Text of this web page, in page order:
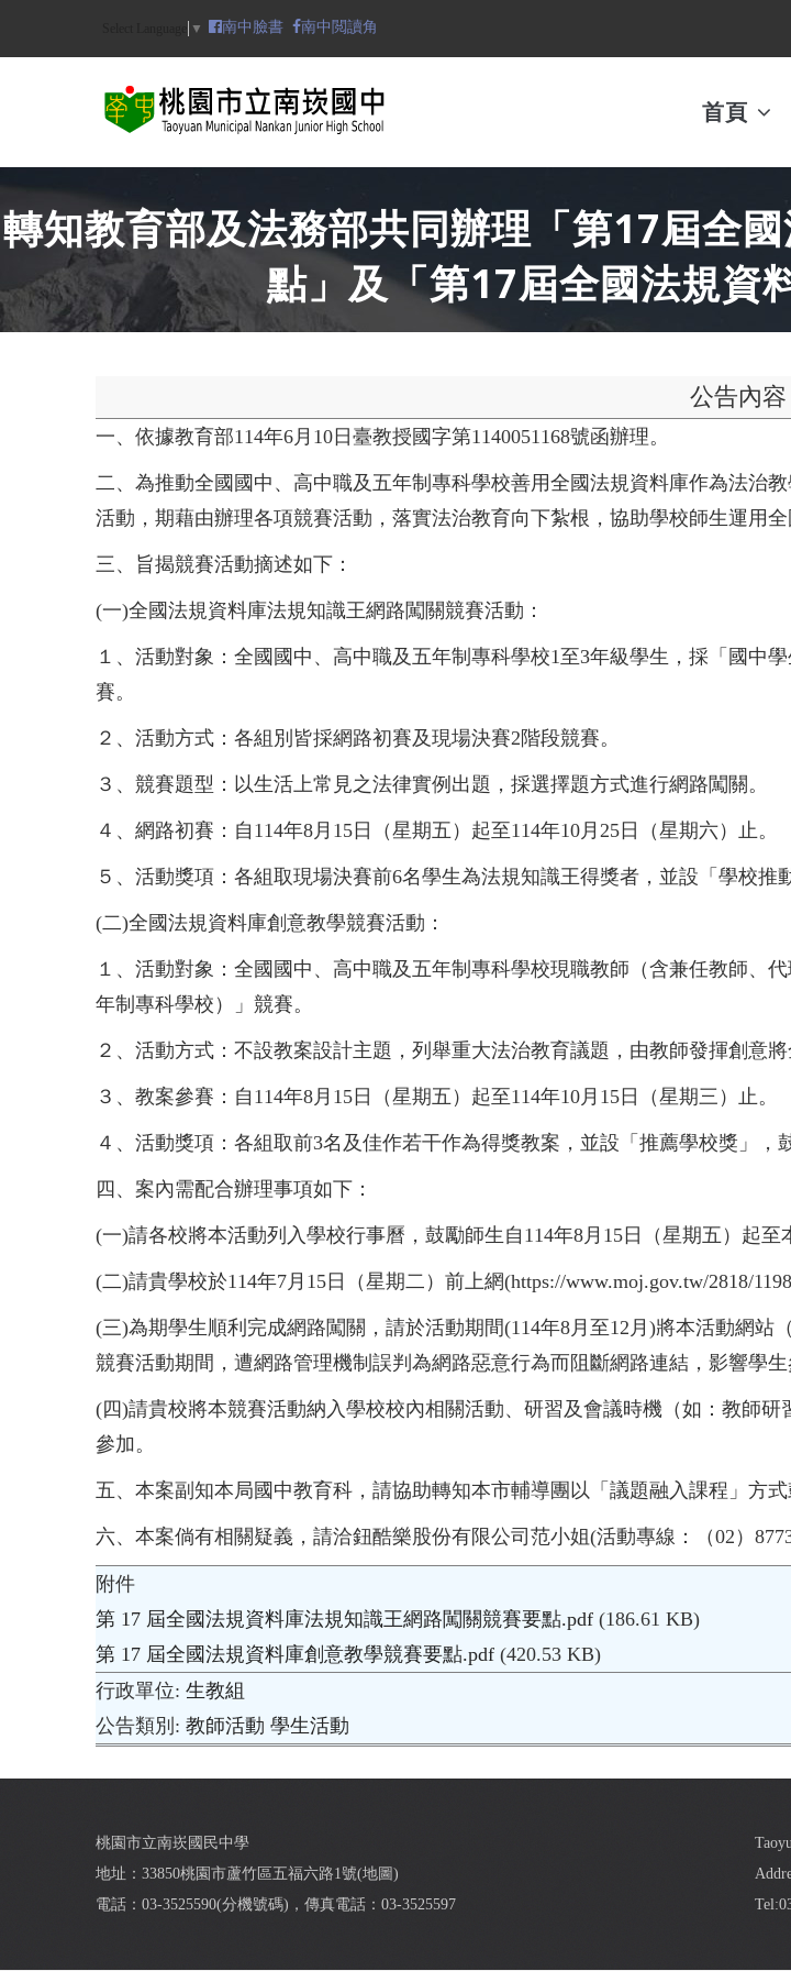
▼ 南中臉書 南中閲讀角
首頁
轉知教育部及法務部共同辦理「第17屆全
點」及「第17屆全國法規資
公告內容
一、 依據教育部114年6月10日臺教授國字第1140051168號函辦理。
二、 為推動全國國中、高中職及五年制專科學校善用全國法規資料庫作為法治
活動，期藉由辦理各項競賽活動，落實法治教育向下紮根，協助學校師生運用
三、 旨揭競賽活動摘述如下：
(一)全國法規資料庫法規知識王網路闖關競賽活動：
１、 活動對象：全國國中、高中職及五年制專科學校1至3年級學生，採「國中
賽。
２、 活動方式：各組別皆採網路初賽及現場決賽2階段競賽。
３、 競賽題型：以生活上常見之法律實例出題，採選擇題方式進行網路闖關。
４、 網路初賽：自114年8月15日（星期五）起至114年10月25日（星期六）止。
５、 活動獎項：各組取現場決賽前6名學生為法規知識王得獎者，並設「學校推
(二)全國法規資料庫創意教學競賽活動：
１、 活動對象：全國國中、高中職及五年制專科學校現職教師（含兼任教師、
年制專科學校）」競賽。
２、 活動方式：不設教案設計主題，列舉重大法治教育議題，由教師發揮創意
３、 教案參賽：自114年8月15日（星期五）起至114年10月15日（星期三）止。
４、 活動獎項：各組取前3名及佳作若干作為得獎教案，並設「推薦學校獎」，
四、 案內需配合辦理事項如下：
(一)請各校將本活動列入學校行事曆，鼓勵師生自114年8月15日（星期五）起至
(二)請貴學校於114年7月15日（星期二）前上網(https://www.moj.gov.tw/2818/
(三)為期學生順利完成網路闖關，請於活動期間(114年8月至12月)將本活動網站
競賽活動期間，遭網路管理機制誤判為網路惡意行為而阻斷網路連結，影響學生
(四)請貴校將本競賽活動納入學校校內相關活動、研習及會議時機（如：教師
參加。
五、 本案副知本局國中教育科，請協助轉知本市輔導團以「議題融入課程」方
六、 本案倘有相關疑義，請洽鈕酷樂股份有限公司范小姐(活動專線：（02）
附件
第 17 屆全國法規資料庫法規知識王網路闖關競賽要點.pdf (186.61 KB)
第 17 屆全國法規資料庫創意教學競賽要點.pdf (420.53 KB)
行政單位 生教組
公告類別
教師活動 學生活動
桃園市立南崁國民中學
地址：33850桃園市蘆竹區五福六路1號(地圖)
電話：03-3525590(分機號碼)，傳真電話：03-3525597